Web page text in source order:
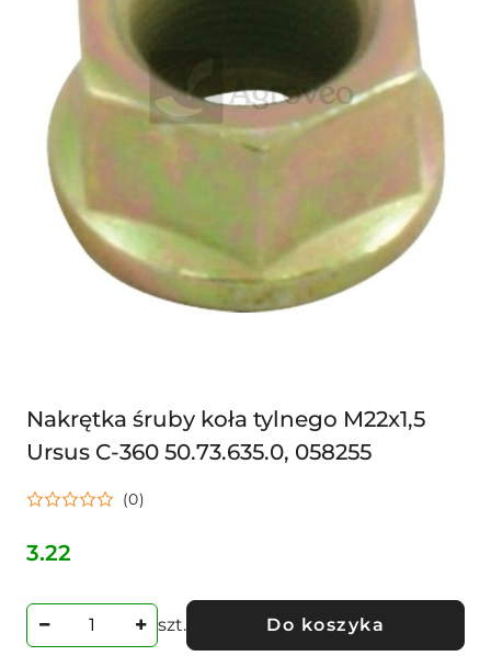
Nakrętka śruby koła tylnego M22x1,5
Ursus C-360 50.73.635.0, 058255
(0)
Cena:
3.22
szt. Do koszyka